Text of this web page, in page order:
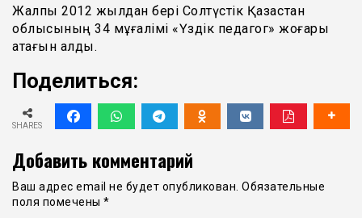
Жалпы 2012 жылдан бері Солтүстік Қазақстан
облысының 34 мұғалімі «Үздік педагог» жоғары
атағын алды.
Поделиться:
SHARES
Добавить комментарий
Ваш адрес email не будет опубликован. Обязательные
поля помечены *